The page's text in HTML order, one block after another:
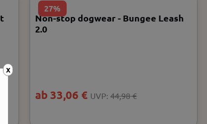
27%
Non-stop dogwear - Bungee Leash
2.0
UVP:44,98 €
ab 33,06 €
X